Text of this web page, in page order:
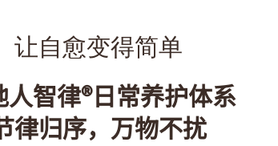
让自愈变得简单
人智律®日常养护体系
律归序，万物不扰